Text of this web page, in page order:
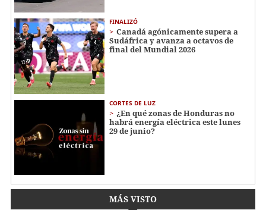
FINALIZÓ
Canadá agónicamente supera a
Sudáfrica y avanza a octavos de
final del Mundial 2026
CORTES DE LUZ
¿En qué zonas de Honduras no
habrá energía eléctrica este lunes
29 de junio?
MÁS VISTO